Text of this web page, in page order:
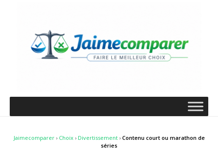
Jaimecomparer› Choix› Divertissement› Contenu court ou marathon de
séries